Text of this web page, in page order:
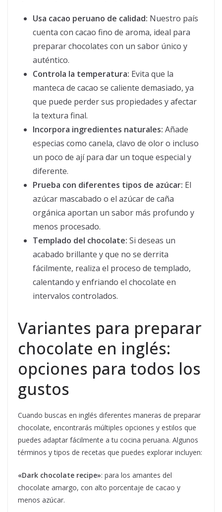
Usa cacao peruano de calidad: Nuestro país
cuenta con cacao fino de aroma, ideal para
preparar chocolates con un sabor único y
auténtico.
Controla la temperatura: Evita que la
manteca de cacao se caliente demasiado, ya
que puede perder sus propiedades y afectar
la textura final.
Incorpora ingredientes naturales: Añade
especias como canela, clavo de olor o incluso
un poco de ají para dar un toque especial y
diferente.
Prueba con diferentes tipos de azúcar: El
azúcar mascabado o el azúcar de caña
orgánica aportan un sabor más profundo y
menos procesado.
Templado del chocolate: Si deseas un
acabado brillante y que no se derrita
fácilmente, realiza el proceso de templado,
calentando y enfriando el chocolate en
intervalos controlados.
Variantes para preparar
chocolate en inglés:
opciones para todos los
gustos
Cuando buscas en inglés diferentes maneras de preparar
chocolate, encontrarás múltiples opciones y estilos que
puedes adaptar fácilmente a tu cocina peruana. Algunos
términos y tipos de recetas que puedes explorar incluyen:
«Dark chocolate recipe»: para los amantes del
chocolate amargo, con alto porcentaje de cacao y
menos azúcar.